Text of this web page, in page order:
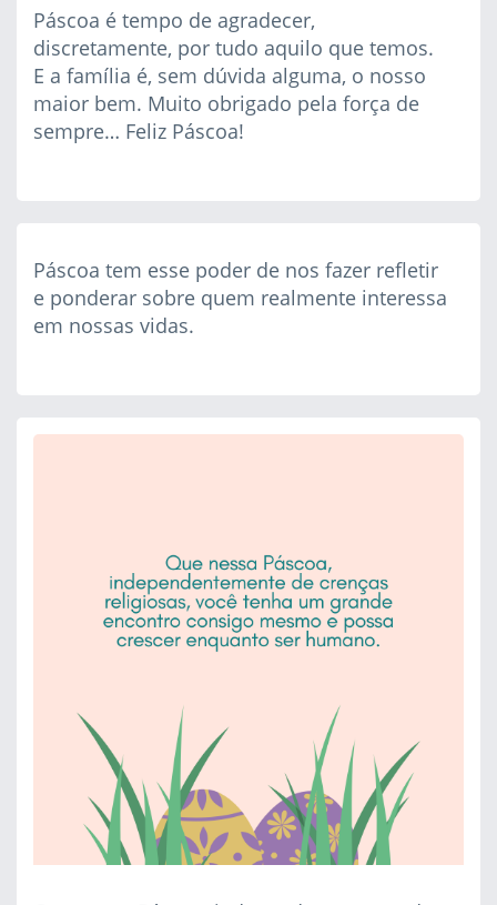
Páscoa é tempo de agradecer,
discretamente, por tudo aquilo que temos.
E a família é, sem dúvida alguma, o nosso
maior bem. Muito obrigado pela força de
sempre… Feliz Páscoa!
Páscoa tem esse poder de nos fazer refletir
e ponderar sobre quem realmente interessa
em nossas vidas.